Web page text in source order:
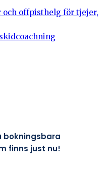
och offpisthelg för tjejer,
bokningsbara
finns just nu!